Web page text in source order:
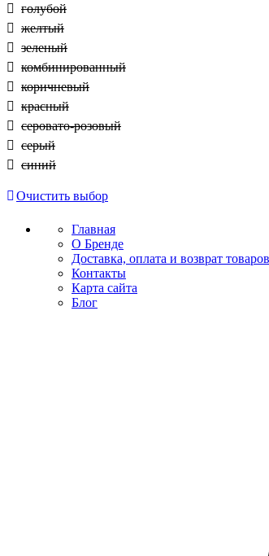
голубой
желтый
зеленый
комбинированный
коричневый
красный
серовато-розовый
серый
синий
Очистить выбор
Главная
О Бренде
Доставка, оплата и возврат товаров
Контакты
Карта сайта
Блог